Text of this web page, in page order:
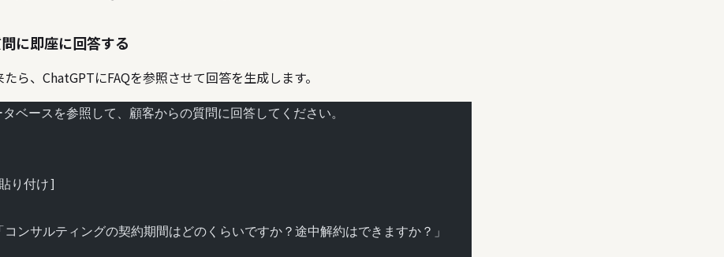
に即座に回答する
ら、ChatGPTにFAQを参照させて回答を生成します。
ベースを参照して、顧客からの質問に回答してください。
り付け]
ンサルティングの契約期間はどのくらいですか？途中解約はできますか？」